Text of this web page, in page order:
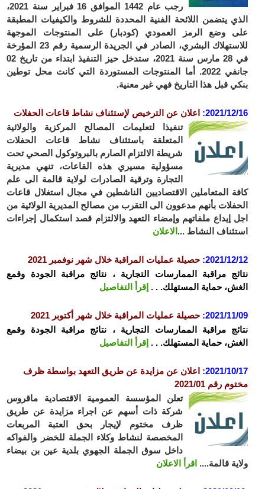
رجب عام 1442 الموافق 16 فبراير سنة 2021،
الذي يتضمن اللائحة الفنية المحددة للشروط والكيفيات المطبقة
على وضع الرمز العمودي (كودبار) على المنتوجات الموجهة
للاستهلاك البشري، الصادر في الجريدة الرسمية رقم 23 المؤرخة
في 28 مارس سنة 2021، ستدخل حيز التنفيذ ابتداء من تاريخ 02
جانفي 2022. أما المنتوجات المستوردة التي كانت محل توطين
بنكي قبل هذا التاريخ فهي غير معنية.
2021/12/16
: علان عن الترخيص لإستئناف نشاط قاعات الحفلات
تنفيذا لتعليمات المصالح المركزية والولائية
المتعلقة باستئناف نشاط قاعات الحفلات
شريطة الالتزام الصارم بالبروتوكول الصحي تحت
مسؤولية مسيري هذه القاعات، تنهي مديرية
التجارة وترقية الصادرات لولاية قالمة الى علم
كافة المتعاملين الاقتصاديين الناشطين في مجال استغلال قاعات
الحفلات بأنهم مدعوون الى التقرب من مصالح المديرية الولائية من
اجل إيداع ملفاتهم وإمضاء التعهد والالتزام قصد استكمال إجراءات
استئناف النشاط ... الاعلان
2021/12/12
: حصيلة عمليات المراقبة خلال شهر نوفمبر 2021
نتائج مراقبة الممارسات التجارية ، نتائج مراقبة الجودة وقمع
الغش، حماية المستهلك. . . إقرأ التفاصيل
2021/11/09
: حصيلة عمليات المراقبة خلال شهر أكتوبر 2021
نتائج مراقبة الممارسات التجارية ، نتائج مراقبة الجودة وقمع
الغش، حماية المستهلك. . . إقرأ التفاصيل
2021/10/17
: علان عن مزايدة عن طريق التعهد بواسطة ظرف
مختوم رقم 2021/01
تعلن المؤسسة العمومية الاقتصادية ماقروس
شركة ذات أسهم عن اجراء مزايدة عن طريق
ظرف مختوم لإيجار بحق العتبة المربعات
المخصصة لنشاط وكلاء الجملة للخضر والفواكه
داخل سوق الجملة الجهوي بلدية عين بن بيضاء
ولاية قالمة.... اقرأ الاعلان